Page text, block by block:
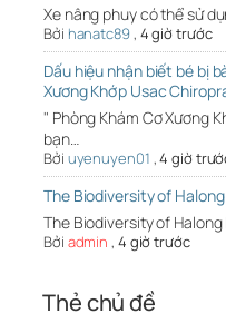
Xe nâng phuy có thể sử
Bởi hanatc89, 4 giờ trước
Dấu hiệu nhận biết bé bị
Xương Khớp Usac
" Phòng Khám Cơ Xương
bạn…
Bởi uyenuyen01 ,4 giờ
The Biodiversity of
The Biodiversity of
Bởi admin , 4 giờ trước
Thẻ chủ đề